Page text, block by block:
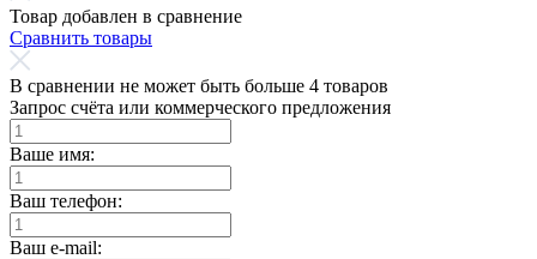
Товар добавлен в сравнение
Сравнить товары
В сравнении не может быть больше 4 товаров
Запрос счёта или коммерческого предложения
Ваше имя:
Ваш телефон:
Ваш e-mail: